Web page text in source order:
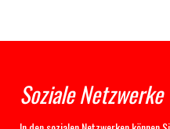
Soziale Netzwerke